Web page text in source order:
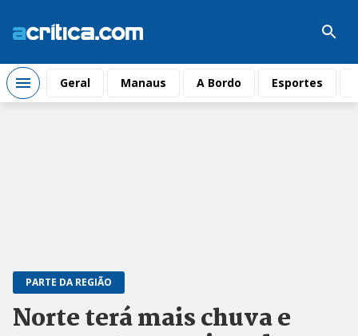
Geral Manaus A Bordo Esportes
PARTE DA REGIÃO
Norte terá mais chuva e